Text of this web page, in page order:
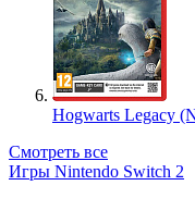
Hogwarts Legacy
Смотреть все
Игры Nintendo Switch 2